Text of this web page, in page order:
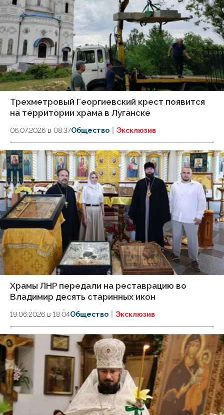
Трехметровый Георгиевский крест появится
на территории храма в Луганске
06.07.2026 в 08:37Общество Эксклюзив
Храмы ЛНР передали на реставрацию во
Владимир десять старинных икон
19.06.2026 в 18:04Общество Эксклюзив